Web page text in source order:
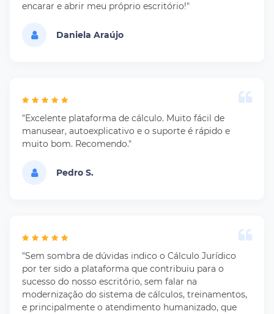
encarar e abrir meu próprio escritório!"
Daniela Araújo
"Excelente plataforma de cálculo. Muito fácil de
manusear, autoexplicativo e o suporte é rápido e
muito bom. Recomendo."
Pedro S.
"Sem sombra de dúvidas indico o Cálculo Jurídico
por ter sido a plataforma que contribuiu para o
sucesso do nosso escritório, sem falar na
modernização do sistema de cálculos, treinamentos,
e principalmente o atendimento humanizado, que